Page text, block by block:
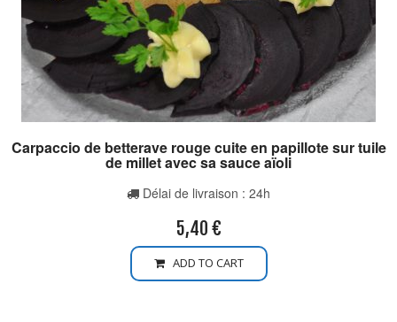
Carpaccio de betterave rouge cuite en papillote sur tuile
de millet avec sa sauce aïoli
Délai de livraison : 24h
5,40 €
ADD TO CART